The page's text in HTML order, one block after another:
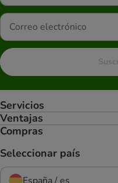
Servicios
Ventajas
Compras
Seleccionar país